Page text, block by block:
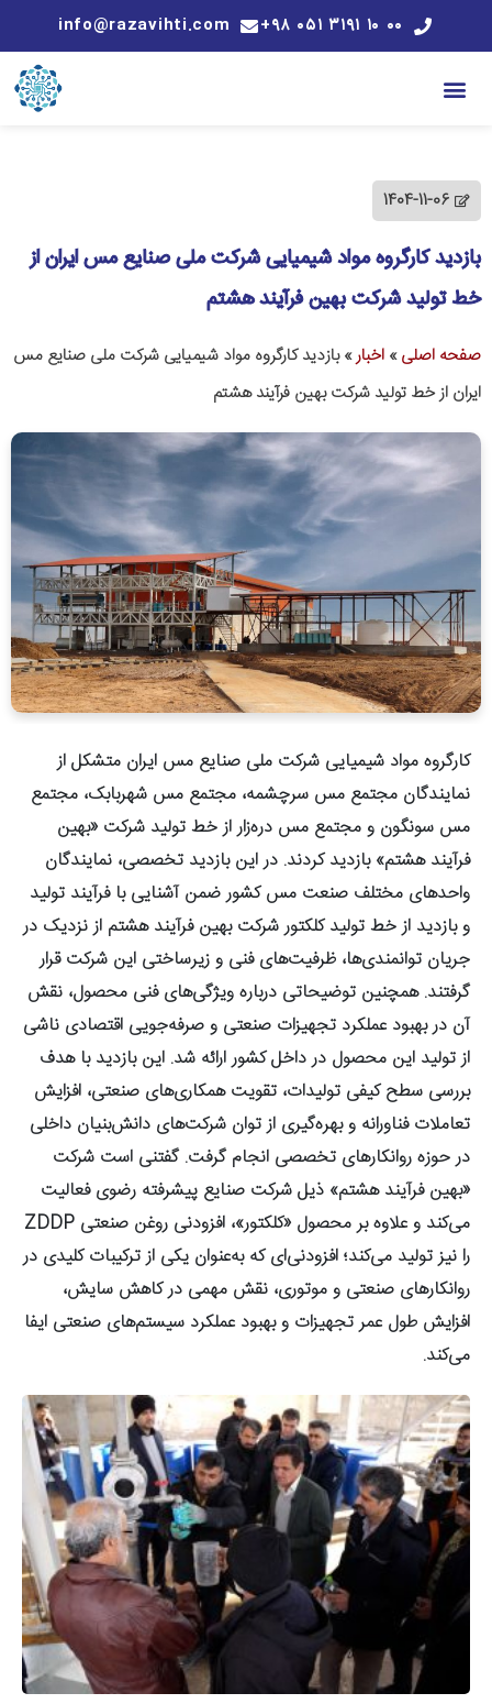
۰۰ ۱۰ ۳۱۹۱ ۰۵۱ ۹۸+ info@razavihti.com
1404-11-06
بازدید کارگروه مواد شیمیایی شرکت ملی صنایع مس ایران از
خط تولید شرکت بهین فرآیند هشتم
صفحه اصلی» اخبار»بازدید کارگروه مواد شیمیایی شرکت ملی صنایع مس
ایران از خط تولید شرکت بهین فرآیند هشتم
کارگروه مواد شیمیایی شرکت ملی صنایع مس ایران متشکل از
نمایندگان مجتمع مس سرچشمه، مجتمع مس شهربابک، مجتمع
مس سونگون و مجتمع مس دره‌زار از خط تولید شرکت «بهین
فرآیند هشتم» بازدید کردند. در این بازدید تخصصی، نمایندگان
واحدهای مختلف صنعت مس کشور ضمن آشنایی با فرآیند تولید
و بازدید از خط تولید کلکتور شرکت بهین فرآیند هشتم از نزدیک در
جریان توانمندی‌ها، ظرفیت‌های فنی و زیرساختی این شرکت قرار
گرفتند. همچنین توضیحاتی درباره ویژگی‌های فنی محصول، نقش
آن در بهبود عملکرد تجهیزات صنعتی و صرفه‌جویی اقتصادی ناشی
از تولید این محصول در داخل کشور ارائه شد. این بازدید با هدف
بررسی سطح کیفی تولیدات، تقویت همکاری‌های صنعتی، افزایش
تعاملات فناورانه و بهره‌گیری از توان شرکت‌های دانش‌بنیان داخلی
در حوزه روانکارهای تخصصی انجام گرفت. گفتنی است شرکت
«بهین فرآیند هشتم» ذیل شرکت صنایع پیشرفته رضوی فعالیت
می‌کند و علاوه بر محصول «کلکتور»، افزودنی روغن صنعتی ZDDP
را نیز تولید می‌کند؛ افزودنی‌ای که به‌عنوان یکی از ترکیبات کلیدی در
روانکارهای صنعتی و موتوری، نقش مهمی در کاهش سایش،
افزایش طول عمر تجهیزات و بهبود عملکرد سیستم‌های صنعتی ایفا
می‌کند.